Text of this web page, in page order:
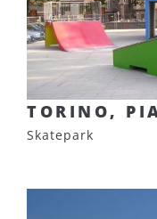
TORINO,
Skatepark